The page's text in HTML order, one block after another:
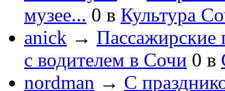
музее... 0 в Культура
anick → Пассажирские
с водителем в Сочи 0 в
nordman → С